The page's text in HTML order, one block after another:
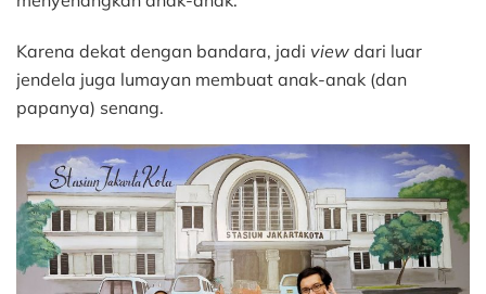
Karena dekat dengan bandara, jadi view dari luar
jendela juga lumayan membuat anak-anak (dan
papanya) senang.